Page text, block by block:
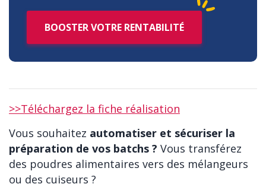
BOOSTER VOTRE RENTABILITÉ
>>Téléchargez la fiche réalisation
Vous souhaitez automatiser et sécuriser la
préparation de vos batchs ? Vous transférez
des poudres alimentaires vers des mélangeurs
ou des cuiseurs ?